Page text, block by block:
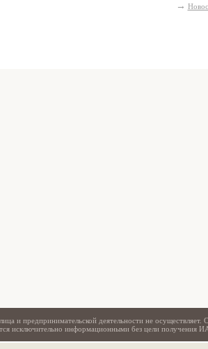
→
и предпринимательской деятельности не осуществляет.
исключительно информационными без цели получения